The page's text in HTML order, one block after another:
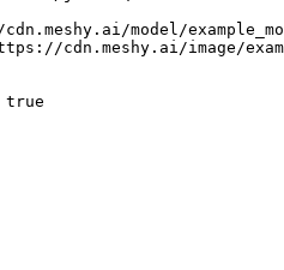
model/
cdn.meshy.ai/image/
true